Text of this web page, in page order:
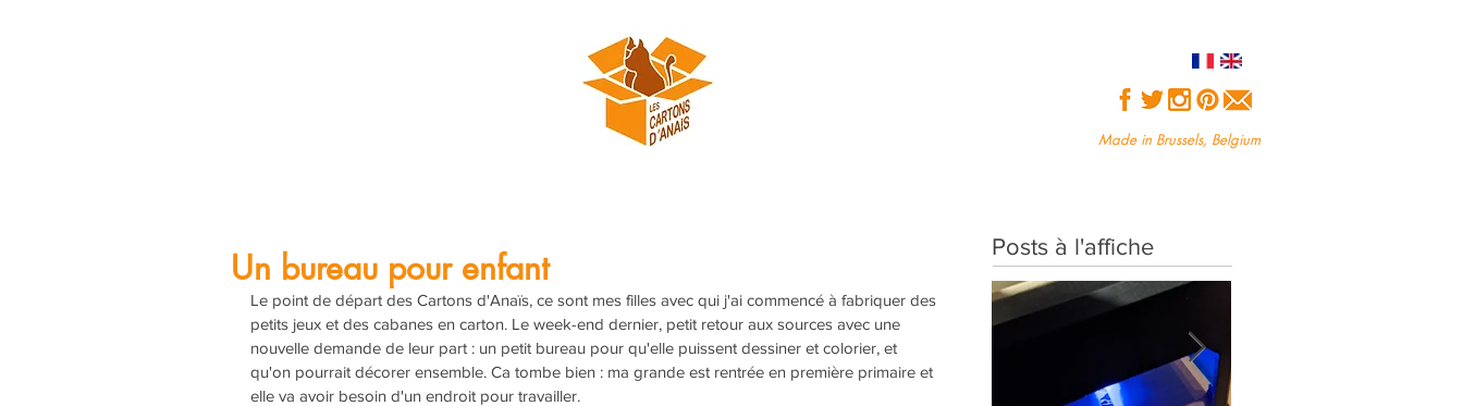
Made in Brussels, Belgium
Un bureau pour enfant
Le point de départ des Cartons d'Anaïs, ce sont mes filles avec qui j'ai commencé à fabriquer des
petits jeux et des cabanes en carton. Le week-end dernier, petit retour aux sources avec une
nouvelle demande de leur part : un petit bureau pour qu'elle puissent dessiner et colorier, et
qu'on pourrait décorer ensemble. Ca tombe bien : ma grande est rentrée en première primaire et
elle va avoir besoin d'un endroit pour travailler.
Posts à l'affiche